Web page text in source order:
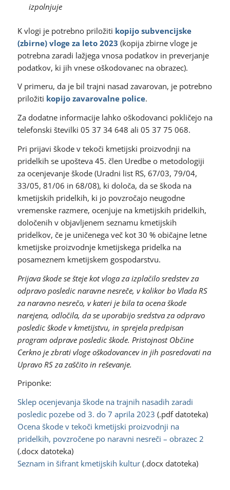
izpolnjuje
K vlogi je potrebno priložiti kopijo subvencijske
(zbirne) vloge za leto 2023 (kopija zbirne vloge je
potrebna zaradi lažjega vnosa podatkov in preverjanje
podatkov, ki jih vnese oškodovanec na obrazec).
V primeru, da je bil trajni nasad zavarovan, je potrebno
priložiti kopijo zavarovalne police.
Za dodatne informacije lahko oškodovanci pokličejo na
telefonski številki 05 37 34 648 ali 05 37 75 068.
Pri prijavi škode v tekoči kmetijski proizvodnji na
pridelkih se upošteva 45. člen Uredbe o metodologiji
za ocenjevanje škode (Uradni list RS, 67/03, 79/04,
33/05, 81/06 in 68/08), ki določa, da se škoda na
kmetijskih pridelkih, ki jo povzročajo neugodne
vremenske razmere, ocenjuje na kmetijskih pridelkih,
določenih v objavljenem seznamu kmetijskih
pridelkov, če je uničenega več kot 30 % običajne letne
kmetijske proizvodnje kmetijskega pridelka na
posameznem kmetijskem gospodarstvu.
Prijava škode se šteje kot vloga za izplačilo sredstev za
odpravo posledic naravne nesreče, v kolikor bo Vlada RS
za naravno nesrečo, v kateri je bila ta ocena škode
narejena, odločila, da se uporabijo sredstva za odpravo
posledic škode v kmetijstvu, in sprejela predpisan
program odprave posledic škode. Pristojnost Občine
Cerkno je zbrati vloge oškodovancev in jih posredovati na
Upravo RS za zaščito in reševanje.
Priponke:
Sklep ocenjevanja škode na trajnih nasadih zaradi
posledic pozebe od 3. do 7 aprila 2023 (.pdf datoteka)
Ocena škode v tekoči kmetijski proizvodnji na
pridelkih, povzročene po naravni nesreči – obrazec 2
(.docx datoteka)
Seznam in šifrant kmetijskih kultur(.docx datoteka)